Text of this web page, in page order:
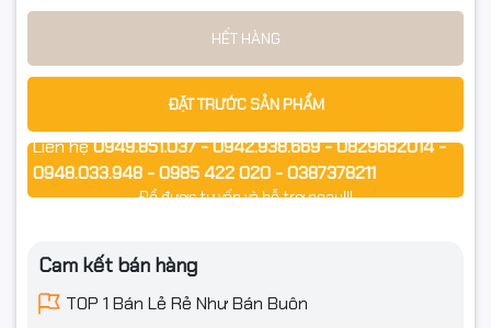
HẾT HÀNG
ĐẶT TRƯỚC SẢN PHẨM
Liên hệ0949.851.037 - 0942.938.669 - 0829682014 -
0948.033.948 - 0985 422 020 - 0387378211
Để được tư vấn và hỗ trợ ngay!!!
Cam kết bán hàng
TOP 1 Bán Lẻ Rẻ Như Bán Buôn
HP LaserJet P1009
HP LaserJet P1007
HP LaserJet P1008
HP LaserJet P1506
imageCLASS MF3010